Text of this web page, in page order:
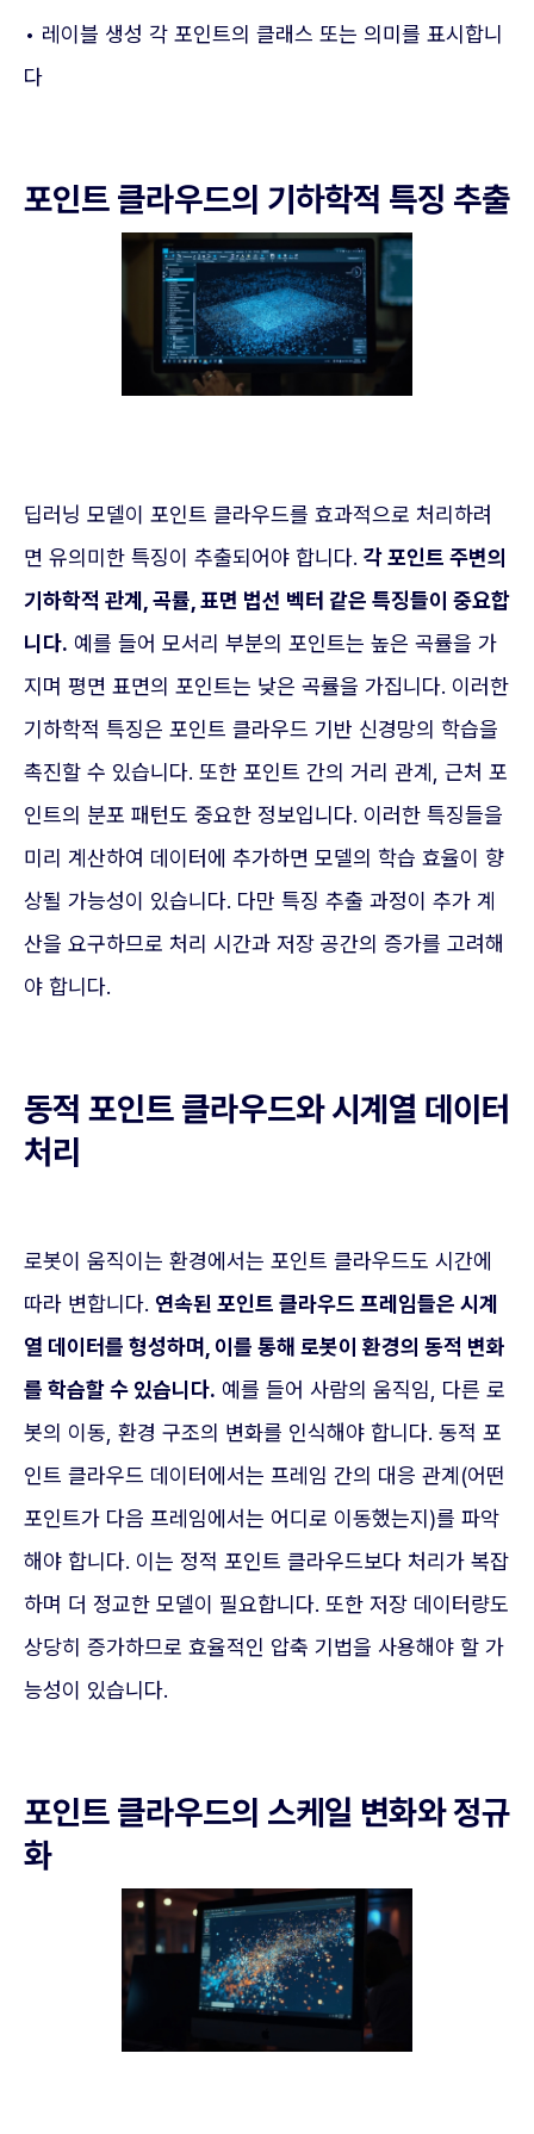
• 레이블 생성 각 포인트의 클래스 또는 의미를 표시합니
다
포인트 클라우드의 기하학적 특징 추출
딥러닝 모델이 포인트 클라우드를 효과적으로 처리하려
면 유의미한 특징이 추출되어야 합니다. 각 포인트 주변의
기하학적 관계, 곡률, 표면 법선 벡터 같은 특징들이 중요합
니다. 예를 들어 모서리 부분의 포인트는 높은 곡률을 가
지며 평면 표면의 포인트는 낮은 곡률을 가집니다. 이러한
기하학적 특징은 포인트 클라우드 기반 신경망의 학습을
촉진할 수 있습니다. 또한 포인트 간의 거리 관계, 근처 포
인트의 분포 패턴도 중요한 정보입니다. 이러한 특징들을
미리 계산하여 데이터에 추가하면 모델의 학습 효율이 향
상될 가능성이 있습니다. 다만 특징 추출 과정이 추가 계
산을 요구하므로 처리 시간과 저장 공간의 증가를 고려해
야 합니다.
동적 포인트 클라우드와 시계열 데이터
처리
로봇이 움직이는 환경에서는 포인트 클라우드도 시간에
따라 변합니다. 연속된 포인트 클라우드 프레임들은 시계
열 데이터를 형성하며, 이를 통해 로봇이 환경의 동적 변화
를 학습할 수 있습니다. 예를 들어 사람의 움직임, 다른 로
봇의 이동, 환경 구조의 변화를 인식해야 합니다. 동적 포
인트 클라우드 데이터에서는 프레임 간의 대응 관계(어떤
포인트가 다음 프레임에서는 어디로 이동했는지)를 파악
해야 합니다. 이는 정적 포인트 클라우드보다 처리가 복잡
하며 더 정교한 모델이 필요합니다. 또한 저장 데이터량도
상당히 증가하므로 효율적인 압축 기법을 사용해야 할 가
능성이 있습니다.
포인트 클라우드의 스케일 변화와 정규
화